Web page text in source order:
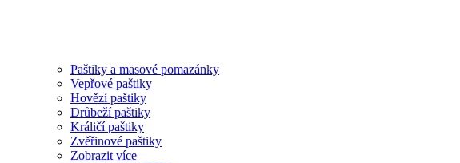
Paštiky a masové pomazánky
Vepřové paštiky
Hovězí paštiky
Drůbeží paštiky
Králičí paštiky
Zvěřinové paštiky
Zobrazit více